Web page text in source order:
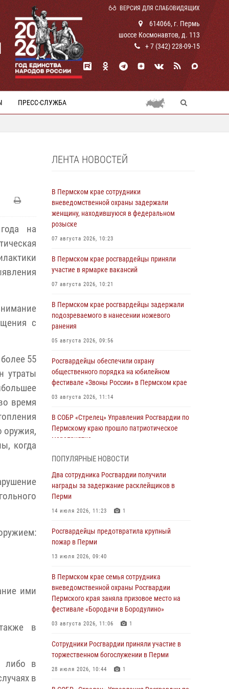
ВЕРСИЯ ДЛЯ СЛАБОВИДЯЩИХ
614066, г. Пермь
шоссе Космонавтов, д. 113
+ 7 (342) 228-09-15
ПРЕСС-СЛУЖБА
на
с
55
утраты
время
оружия,
когда
ими
в
либо в
в
ЛЕНТА НОВОСТЕЙ
В Пермском крае сотрудники
вневедомственной охраны задержали
женщину, находившуюся в федеральном
розыске
07 августа 2026, 10:23
В Пермском крае росгвардейцы приняли
участие в ярмарке вакансий
07 августа 2026, 10:21
В Пермском крае росгвардейцы задержали
подозреваемого в нанесении ножевого
ранения
05 августа 2026, 09:56
Росгвардейцы обеспечили охрану
общественного порядка на юбилейном
фестивале «Звоны России» в Пермском крае
03 августа 2026, 11:14
В СОБР «Стрелец» Управления Росгвардии по
Пермскому краю прошло патриотическое
мероприятие
В Пермском крае семья сотрудника
вневедомственной охраны Росгвардии
Пермского края заняла призовое место на
фестивале «Бородачи в Бородулино»
В Пермском крае росгвардейцы провели
Росгвардеец спас тонущую женщину в
Пермском крае
30 июля 2026, 05:19
торжественном богослужении в Перми
28 июля 2026, 10:44 1
ПОПУЛЯРНЫЕ НОВОСТИ
Два сотрудника Росгвардии получили
награды за задержание расклейщиков в
Перми
14 июля 2026, 11:23 1
Росгвардейцы предотвратила крупный
пожар в Перми
13 июля 2026, 09:40
В Пермском крае семья сотрудника
вневедомственной охраны Росгвардии
Пермского края заняла призовое место на
фестивале «Бородачи в Бородулино»
03 августа 2026, 11:06 1
Сотрудники Росгвардии приняли участие в
торжественном богослужении в Перми
28 июля 2026, 10:44 1